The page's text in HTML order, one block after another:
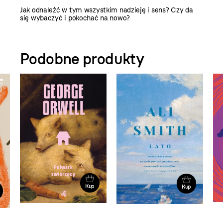
Jak odnaleźć w tym wszystkim nadzieję i sens? Czy da
się wybaczyć i pokochać na nowo?
Podobne produkty
Kup Kup